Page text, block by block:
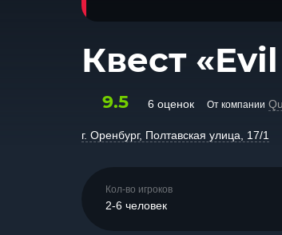
Квест
9.5 6 оценок От компании
г. Оренбург, Полтавская улица, 17/1
Кол-во игроков
2-6 человек